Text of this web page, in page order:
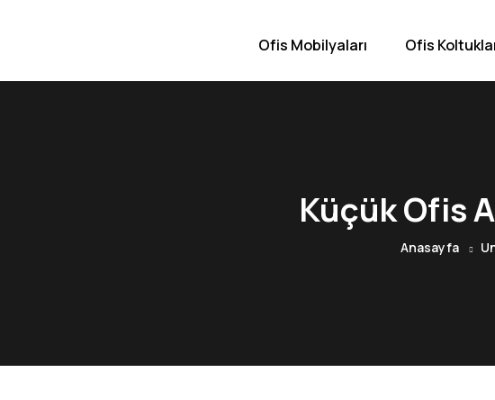
Ofis Mobilyaları Ofis
Küçük Ofis
Anasayfa